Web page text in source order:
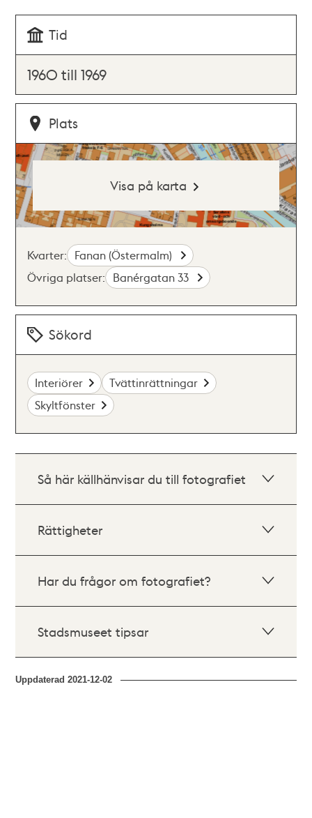
Tid
1960 till 1969
Plats
Visa på karta
Kvarter: Fanan (Östermalm)
Övriga platser: Banérgatan 33
Sökord
Interiörer
Tvättinrättningar
Skyltfönster
Så här källhänvisar du till fotografiet
Rättigheter
Har du frågor om fotografiet?
Stadsmuseet tipsar
Uppdaterad2021-12-02